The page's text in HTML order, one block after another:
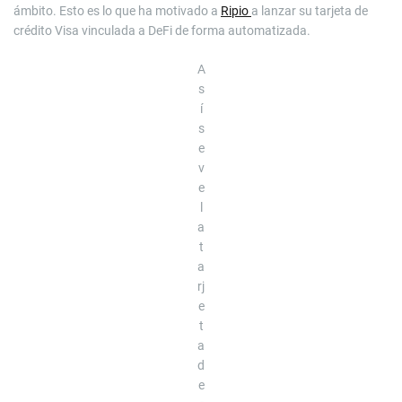
ámbito. Esto es lo que ha motivado a Ripio a lanzar su tarjeta de
crédito Visa vinculada a DeFi de forma automatizada.
A
s
í
s
e
v
e
a
t
a
rj
e
t
a
d
e